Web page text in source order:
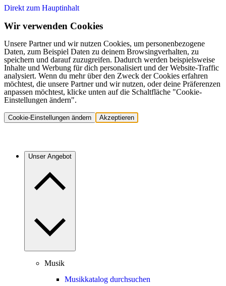
Direkt zum Hauptinhalt
Wir verwenden Cookies
Unsere Partner und wir nutzen Cookies, um personenbezogene
Daten, zum Beispiel Daten zu deinem Browsingverhalten, zu
speichern und darauf zuzugreifen. Dadurch werden beispielsweise
Inhalte und Werbung für dich personalisiert und der Website-Traffic
analysiert. Wenn du mehr über den Zweck der Cookies erfahren
möchtest, die unsere Partner und wir nutzen, oder deine Präferenzen
anpassen möchtest, klicke unten auf die Schaltfläche "Cookie-
Einstellungen ändern".
Cookie-Einstellungen ändern Akzeptieren
Unser Angebot
Musik
Musikkatalog durchsuchen